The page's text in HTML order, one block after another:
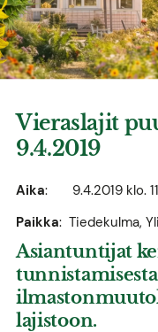
Vieraslajit
9.4.2019
Aika: 9.4.2019 klo.
Paikka: Tiedekulma,
Asiantuntijat
lajistoon.